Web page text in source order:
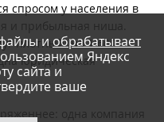
спросом у населения в
и прибыльная ниша.
плотный: на 1 600
юридическая
одна компания
файлы иобрабатывает
Яндекс
сайта и
ваше